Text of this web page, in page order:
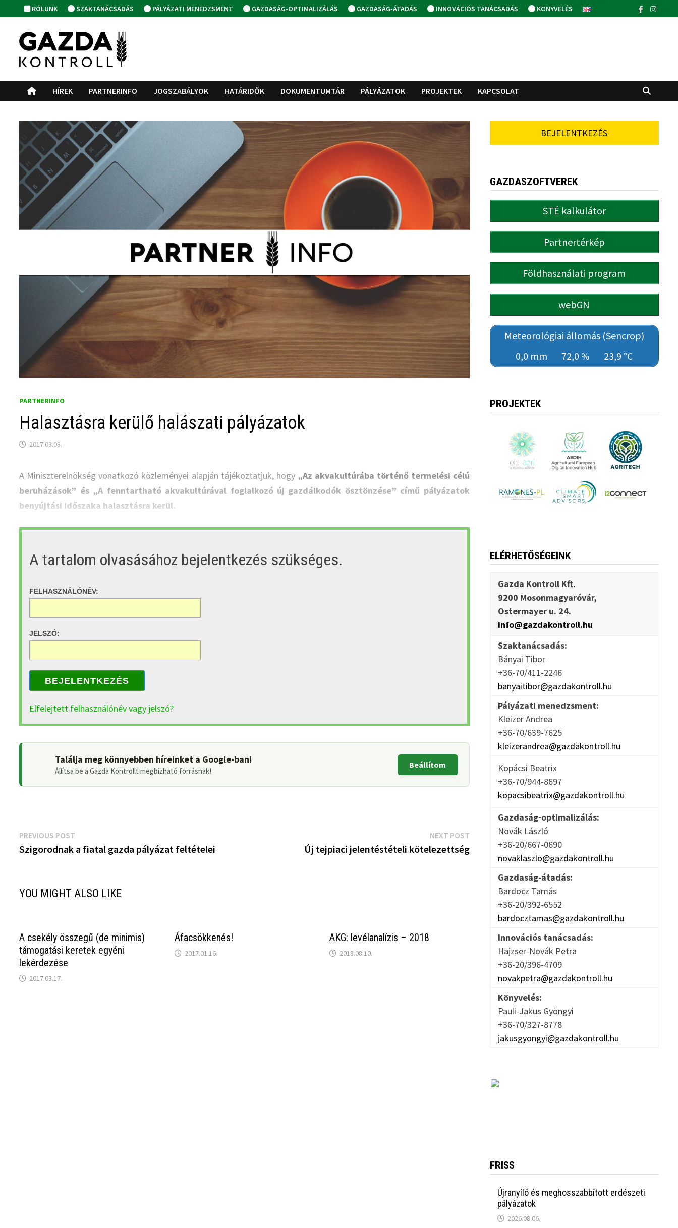
to
content
RÓLUNK SZAKTANÁCSADÁS PÁLYÁZATI MENEDZSMENT GAZDASÁG-OPTIMALIZÁLÁS GAZDASÁG-ÁTADÁS INNOVÁCIÓS TANÁCSADÁS KÖNYVELÉS
HÍREK PARTNERINFO JOGSZABÁLYOK HATÁRIDŐK DOKUMENTUMTÁR PÁLYÁZATOK PROJEKTEK KAPCSOLAT
PARTNERINFO
Halasztásra kerülő halászati pályázatok
2017.03.08.
A Miniszterelnökség vonatkozó közleményei alapján tájékoztatjuk, hogy „Az akvakultúrába történő termelési célú
beruházások” és „A fenntartható akvakultúrával foglalkozó új gazdálkodók ösztönzése” című pályázatok
benyújtási időszaka halasztásra kerül.
A tartalom olvasásához bejelentkezés szükséges.
FELHASZNÁLÓNÉV:
JELSZÓ:
BEJELENTKEZÉS
Elfelejtett felhasználónév vagy jelszó?
Találja meg könnyebben híreinket a Google-ban!
Állítsa be a Gazda Kontrollt megbízható forrásnak!
Beállítom
Bejegyzés
navigáció
PREVIOUS POST
post:
Szigorodnak a fiatal gazda pályázat feltételei
NEXT POSTNext
post:
Új tejpiaci jelentéstételi kötelezettség
YOU MIGHT ALSO LIKE
A csekély összegű (de minimis)
támogatási keretek egyéni
lekérdezése
2017.03.17.
Áfacsökkenés!
2017.01.16.
AKG: levélanalízis – 2018
2018.08.10.
BEJELENTKEZÉS
GAZDASZOFTVEREK
STÉ kalkulátor
Partnertérkép
Földhasználati program
webGN
Meteorológiai állomás (Sencrop)
0,0 mm
72,0 % 23,9 °C
PROJEKTEK
ELÉRHETŐSÉGEINK
Gazda Kontroll Kft.
9200 Mosonmagyaróvár,
Ostermayer u. 24.
info@gazdakontroll.hu
Szaktanácsadás:
Bányai Tibor
+36-70/411-2246
banyaitibor@gazdakontroll.hu
Pályázati menedzsment:
Kleizer Andrea
+36-70/639-7625
kleizerandrea@gazdakontroll.hu
Kopácsi Beatrix
+36-70/944-8697
kopacsibeatrix@gazdakontroll.hu
Gazdaság-optimalizálás:
Novák László
+36-20/667-0690
novaklaszlo@gazdakontroll.hu
Gazdaság-átadás:
Bardocz Tamás
+36-20/392-6552
bardocztamas@gazdakontroll.hu
Innovációs tanácsadás:
Hajzser-Novák Petra
+36-20/396-4709
novakpetra@gazdakontroll.hu
Könyvelés:
Pauli-Jakus Gyöngyi
+36-70/327-8778
jakusgyongyi@gazdakontroll.hu
FRISS
Újranyíló és meghosszabbított erdészeti
pályázatok
2026.08.06.